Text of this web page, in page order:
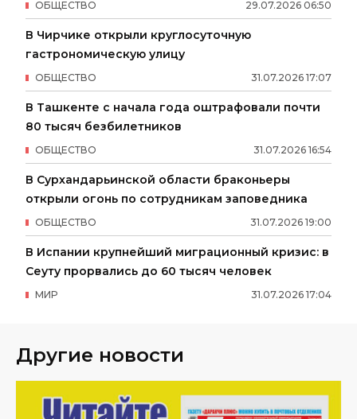
29.07.2026 06:50
ОБЩЕСТВО
В Чирчике открыли круглосуточную
гастрономическую улицу
31.07.2026 17:07
ОБЩЕСТВО
В Ташкенте с начала года оштрафовали почти
80 тысяч безбилетников
31.07.2026 16:54
ОБЩЕСТВО
В Сурхандарьинской области браконьеры
открыли огонь по сотрудникам заповедника
31.07.2026 19:00
ОБЩЕСТВО
В Испании крупнейший миграционный кризис: в
Сеуту прорвались до 60 тысяч человек
31.07.2026 17:04
МИР
Другие новости